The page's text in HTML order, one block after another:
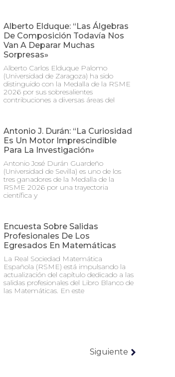
Alberto Elduque: “Las Álgebras
De Composición Todavía Nos
Van A Deparar Muchas
Sorpresas»
Alberto Carlos Elduque Palomo
(Universidad de Zaragoza) ha sido
distinguido con la Medalla de la RSME
2026 por sus sobresalientes
contribuciones a diversas áreas del
Antonio J. Durán: “La Curiosidad
Es Un Motor Imprescindible
Para La Investigación»
Antonio José Durán Guardeño
(Universidad de Sevilla) es uno de los
tres ganadores de la Medalla de la
RSME 2026 por una trayectoria
científica y
Encuesta Sobre Salidas
Profesionales De Los
Egresados En Matemáticas
La Real Sociedad Matemática
Española (RSME) está impulsando la
actualización del capítulo dedicado a las
salidas profesionales del Libro Blanco de
las Matemáticas. En este
Siguiente